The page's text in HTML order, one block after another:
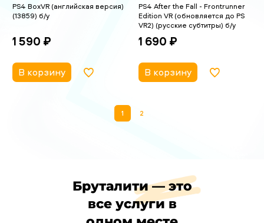
PS4 BoxVR (английская версия)
(13859) б/у
1 590 ₽
В корзину
PS4 After the Fall - Frontrunner
Edition VR (обновляется до PS
VR2) (русские субтитры) б/у
1 690 ₽
В корзину
1 2
Бруталити — это
все услуги в